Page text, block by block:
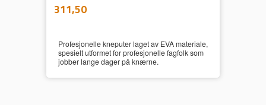
Pris
311,50mva.
Profesjonelle kneputer laget av EVA materiale,
spesielt utformet for profesjonelle fagfolk som
jobber lange dager på knærne.